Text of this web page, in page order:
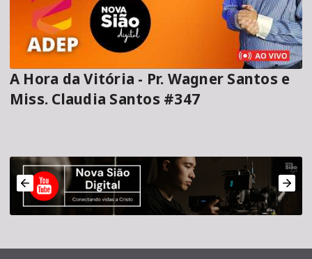
A Hora da Vitória - Pr. Wagner Santos e
Miss. Claudia Santos #347